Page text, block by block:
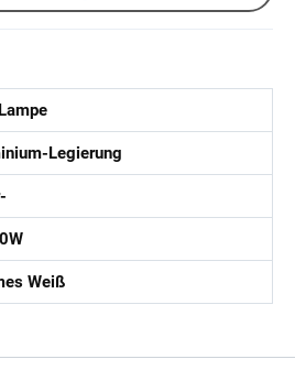
Legierung
Weiß